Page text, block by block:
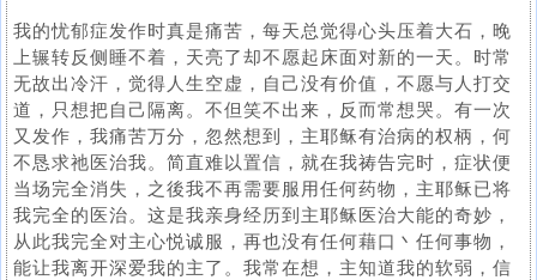
我的忧郁症发作时真是痛苦，每天总觉得心头压着大石，晚
上辗转反侧睡不着，天亮了却不愿起床面对新的一天。时常
无故出冷汗，觉得人生空虚，自己没有价值，不愿与人打交
道，只想把自己隔离。不但笑不出来，反而常想哭。有一次
又发作，我痛苦万分，忽然想到，主耶稣有治病的权柄，何
不恳求祂医治我。简直难以置信，就在我祷告完时，症状便
当场完全消失，之後我不再需要服用任何药物，主耶稣已将
我完全的医治。这是我亲身经历到主耶稣医治大能的奇妙，
从此我完全对主心悦诚服，再也没有任何藉口丶任何事物，
能让我离开深爱我的主了。我常在想，主知道我的软弱，信